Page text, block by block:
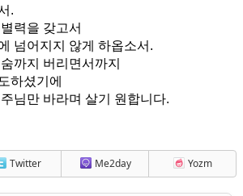
.
력을 갖고서
넘어지지 않게 하옵소서.
까지 버리면서까지
하셨기에
님만 바라며 살기 원합니다.
Twitter Me2day Yozm